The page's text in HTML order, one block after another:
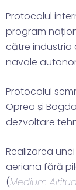
Protocolul
program
către industria
navale
Protocolul
Oprea și
dezvoltare
Realizarea
aeriana fără
(Medium